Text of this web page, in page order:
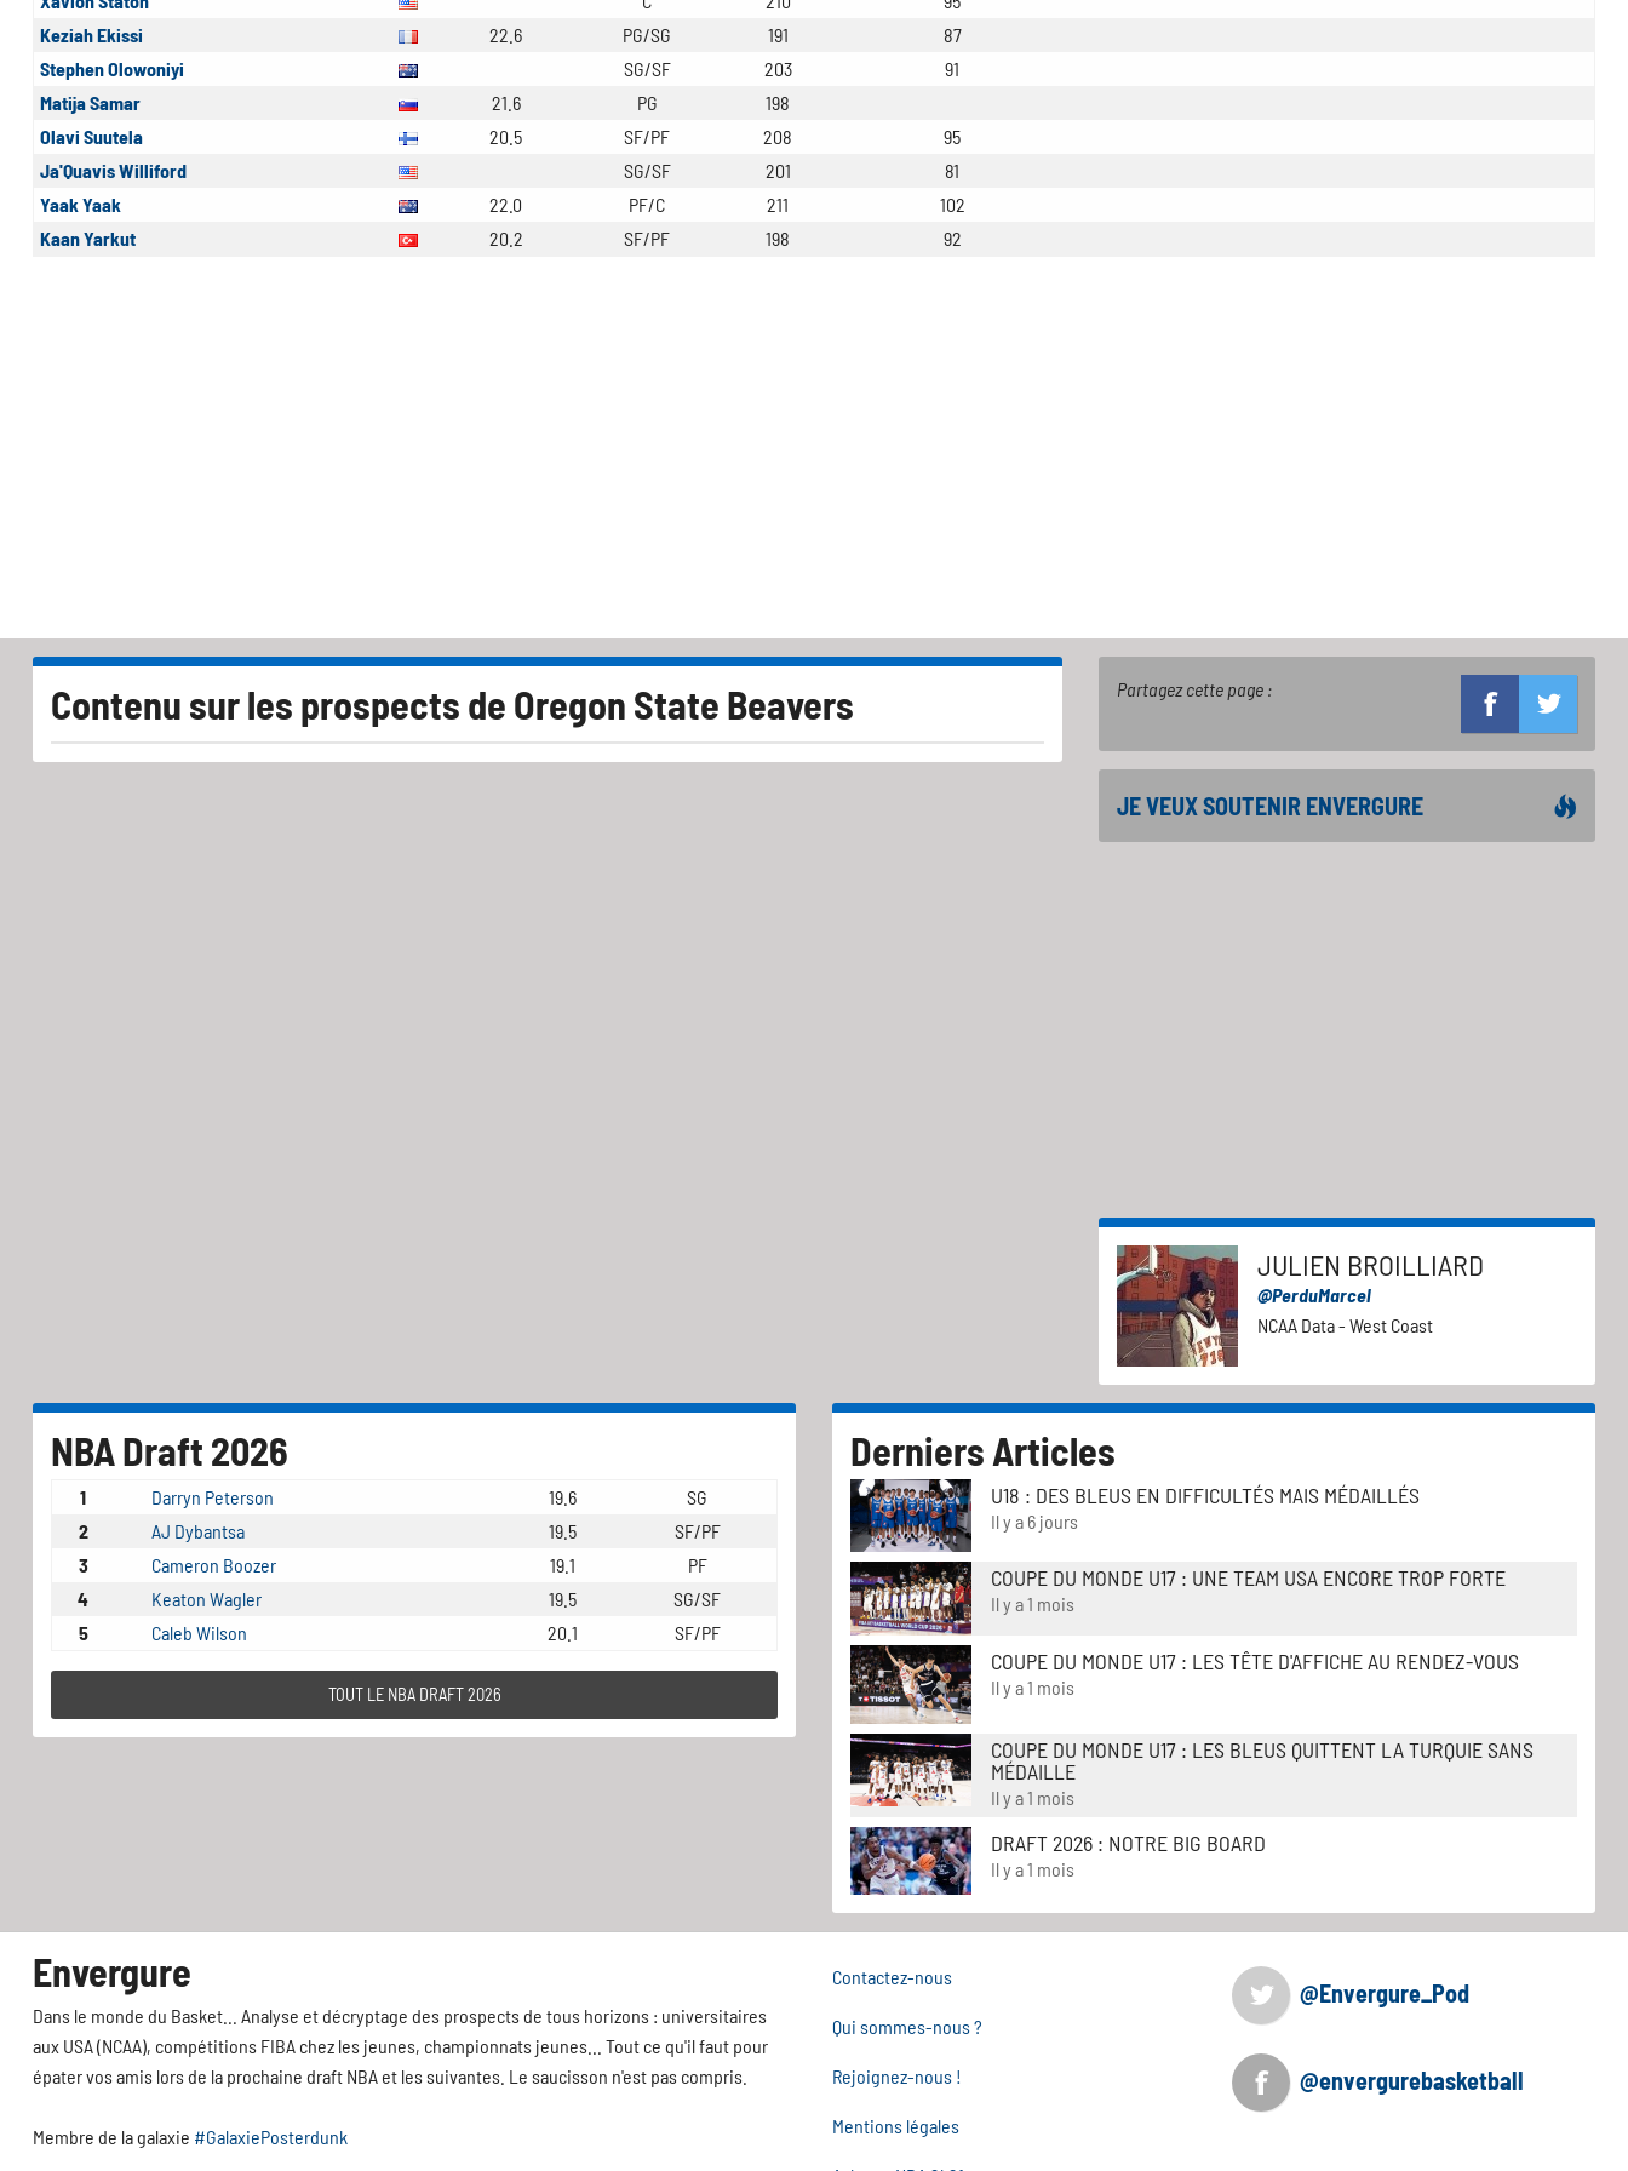
Keziah Ekissi
22.6 PG/SG 191
87
Stephen Olowoniyi
SG/SF 203
91
Matija Samar
21.6 PG
198
Olavi Suutela
20.5 SF/PF 208
95
Ja'Quavis Williford
SG/SF 201
81
Yaak Yaak
22.0 PF/C 211
102
Kaan Yarkut
20.2 SF/PF 198 92
Contenu sur les prospects de Oregon State Beavers Partagez cette page :
JE VEUX SOUTENIR ENVERGURE
JULIEN BROILLIARD
@PerduMarcel
NCAA Data - West Coast
NBA Draft 2026
1 Darryn Peterson 19.6
SG
2
AJ Dybantsa 19.5
SF/PF
3
Cameron Boozer 19.1
PF
4
Keaton Wagler 19.5
SG/SF
5
Caleb Wilson 20.1 SF/PF
TOUT LE NBA DRAFT 2026
Derniers Articles
U18 : DES BLEUS EN DIFFICULTÉS MAIS MÉDAILLÉS
Il y a 6 jours
COUPE DU MONDE U17 : UNE TEAM USA ENCORE TROP FORTE
Il y a 1 mois
COUPE DU MONDE U17 : LES TÊTE D'AFFICHE AU RENDEZ-VOUS
Il y a 1 mois
COUPE DU MONDE U17 : LES BLEUS QUITTENT LA TURQUIE SANS
MÉDAILLE
Il y a 1 mois
DRAFT 2026 : NOTRE BIG BOARD
Il y a 1 mois
Envergure
Dans le monde du Basket... Analyse et décryptage des prospects de tous horizons : universitaires
aux USA (NCAA), compétitions FIBA chez les jeunes, championnats jeunes... Tout ce qu'il faut pour
épater vos amis lors de la prochaine draft NBA et les suivantes. Le saucisson n'est pas compris.
Membre de la galaxie #GalaxiePosterdunk
Contactez-nous
Qui sommes-nous ?
Rejoignez-nous !
Mentions légales
@Envergure_Pod
@envergurebasketball